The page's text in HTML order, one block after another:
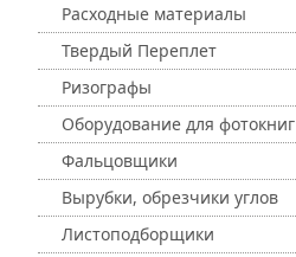
Расходные материалы
Твердый Переплет
Ризографы
Оборудование для фотокниг
Фальцовщики
Вырубки, обрезчики углов
Листоподборщики